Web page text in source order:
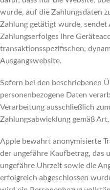
wurde, auf die Zahlungsdaten
Zahlung getätigt wurde, sendet
Zahlungserfolges Ihre
transaktionsspezifischen,
Ausgangswebsite.
Sofern bei den beschriebenen
personenbezogene Daten
Verarbeitung ausschließlich
Zahlungsabwicklung gemäß
Apple bewahrt anonymisierte
der ungefähre Kaufbetrag, das
ungefähre Uhrzeit sowie die
erfolgreich abgeschlossen